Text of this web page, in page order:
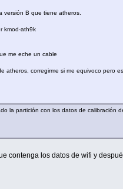
versión B que tiene atheros.
kmod-ath9k
me eche un cable
corregirme si me equivoco pero
partición con los datos de calibración
contenga los datos de wifi y